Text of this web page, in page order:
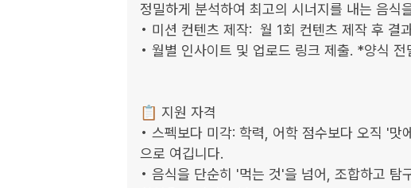
정밀하게 분석하여 최고의 시너지를 내는 음식
• 미션 컨텐츠 제작:  월 1회 컨텐츠 제작 후 결
• 월별 인사이트 및 업로드 링크 제출. *양식 전
📋 지원 자격
• 스펙보다 미각: 학력, 어학 점수보다 오직 '맛
으로 여깁니다.
• 음식을 단순히 '먹는 것'을 넘어, 조합하고 탐